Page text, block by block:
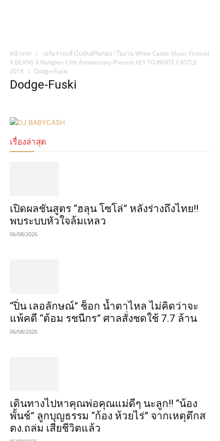
หน้าแรก
วอร์มร่างแล้วไปมันส์กันก่อน ! ในงาน White Castle Music Festival
X BEANS X Nunglen 13th Anniversary Present KEY TO WHITE CASTLE
2018
Dodge-Fuski
Dodge-Fuski
เรื่องล่าสุด
เปิดผลชันสูตร “ฮลุน โซโล่” หลังร่างถึงไทย!!
พบระบบหัวใจล้มเหลว
06/08/2026
“ปิ่น เลอลักษณ์” ช็อก น้ำตาไหล ไม่คิดว่าจะ
แพ้คดี “ต้อม รชนีกร” ศาลสั่งชดใช้ 7.7 ล้าน
06/08/2026
เดินทางไปหาคุณพ่อคุณแม่ดีๆ นะลูก!! “น้อง
พั้นช์” ลูกบุญธรรม “ก้อง ห้วยไร่” จากเหตุตึกส
ตง.ถล่ม เสียชีวิตแล้ว